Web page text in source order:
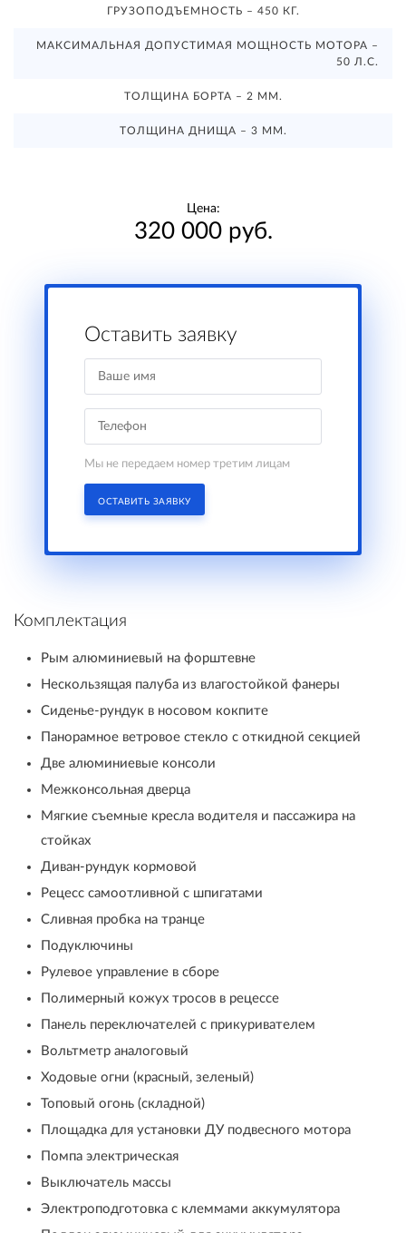
ГРУЗОПОДЪЕМНОСТЬ – 450 КГ.
МАКСИМАЛЬНАЯ ДОПУСТИМАЯ МОЩНОСТЬ МОТОРА –
50 Л.С.
ТОЛЩИНА БОРТА – 2 ММ.
ТОЛЩИНА ДНИЩА – 3 ММ.
Цена:
320 000 руб.
Оставить заявку
Мы не передаем номер третим лицам
ОСТАВИТЬ ЗАЯВКУ
Комплектация
Рым алюминиевый на форштевне
Нескользящая палуба из влагостойкой фанеры
Сиденье-рундук в носовом кокпите
Панорамное ветровое стекло с откидной секцией
Две алюминиевые консоли
Межконсольная дверца
Мягкие съемные кресла водителя и пассажира на
стойках
Диван-рундук кормовой
Рецесс самоотливной с шпигатами
Сливная пробка на транце
Подуключины
Рулевое управление в сборе
Полимерный кожух тросов в рецессе
Панель переключателей с прикуривателем
Вольтметр аналоговый
Ходовые огни (красный, зеленый)
Топовый огонь (складной)
Площадка для установки ДУ подвесного мотора
Помпа электрическая
Выключатель массы
Электроподготовка с клеммами аккумулятора